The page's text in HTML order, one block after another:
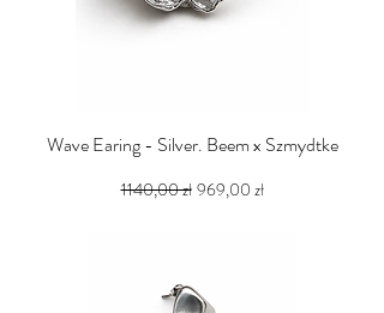
Wave Earing - Silver. Beem x Szmydtke
Regularna cena
1140,00 zł Cena rabatowa
969,00 zł